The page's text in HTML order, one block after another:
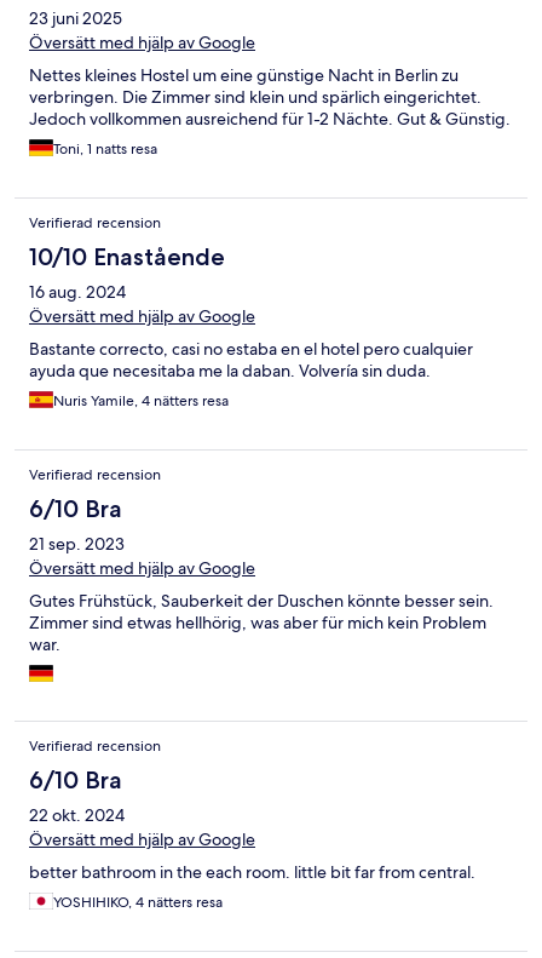
23 juni 2025
Översätt med hjälp av Google
Nettes kleines Hostel um eine günstige Nacht in Berlin zu
verbringen. Die Zimmer sind klein und spärlich eingerichtet.
Jedoch vollkommen ausreichend für 1-2 Nächte. Gut & Günstig.
Toni, 1 natts resa
Verifierad recension
10/10 Enastående
16 aug. 2024
Översätt med hjälp av Google
Bastante correcto, casi no estaba en el hotel pero cualquier
ayuda que necesitaba me la daban. Volvería sin duda.
Nuris Yamile, 4 nätters resa
Verifierad recension
6/10 Bra
21 sep. 2023
Översätt med hjälp av Google
Gutes Frühstück, Sauberkeit der Duschen könnte besser sein.
Zimmer sind etwas hellhörig, was aber für mich kein Problem
war.
Verifierad recension
6/10 Bra
22 okt. 2024
Översätt med hjälp av Google
better bathroom in the each room. little bit far from central.
YOSHIHIKO, 4 nätters resa